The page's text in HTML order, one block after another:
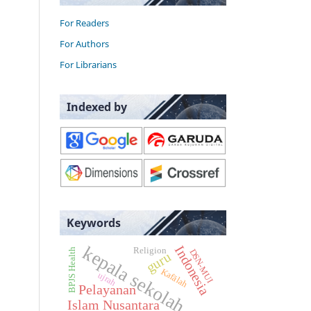
For Readers
For Authors
For Librarians
Indexed by
Keywords
kepala sekolahIndonesia
Islam Nusantara
Pelayanan
guru
BPJS Health Kafālah
ujrah DSN-MUI
Religion